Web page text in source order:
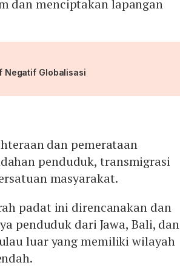
dan menciptakan lapangan
Negatif Globalisasi
dan pemerataan
penduduk, transmigrasi
masyarakat.
padat ini direncanakan dan
penduduk dari Jawa, Bali, dan
luar yang memiliki wilayah